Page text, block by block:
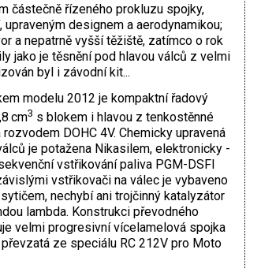
částečně řízeného prokluzu spojky,
designem a aerodynamikou;
a nepatrně vyšší těžiště, zatímco o rok
jako je těsnění pod hlavou válců z velmi
byl i závodní kit...
modelu 2012 je kompaktní řadový
cm3 s blokem i hlavou z tenkostěnné
DOHC 4V. Chemicky upravená
je potažena Nikasilem, elektronicky
vstřikování paliva PGM-DSFI
vstřikovači na válec je vybaveno
nechybí ani trojčinný katalyzátor
lambda. Konstrukci převodného
velmi progresivní vícelamelová spojka
ze speciálu RC 212V pro Moto